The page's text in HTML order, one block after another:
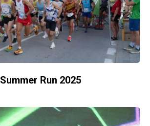
Summer Run 2025